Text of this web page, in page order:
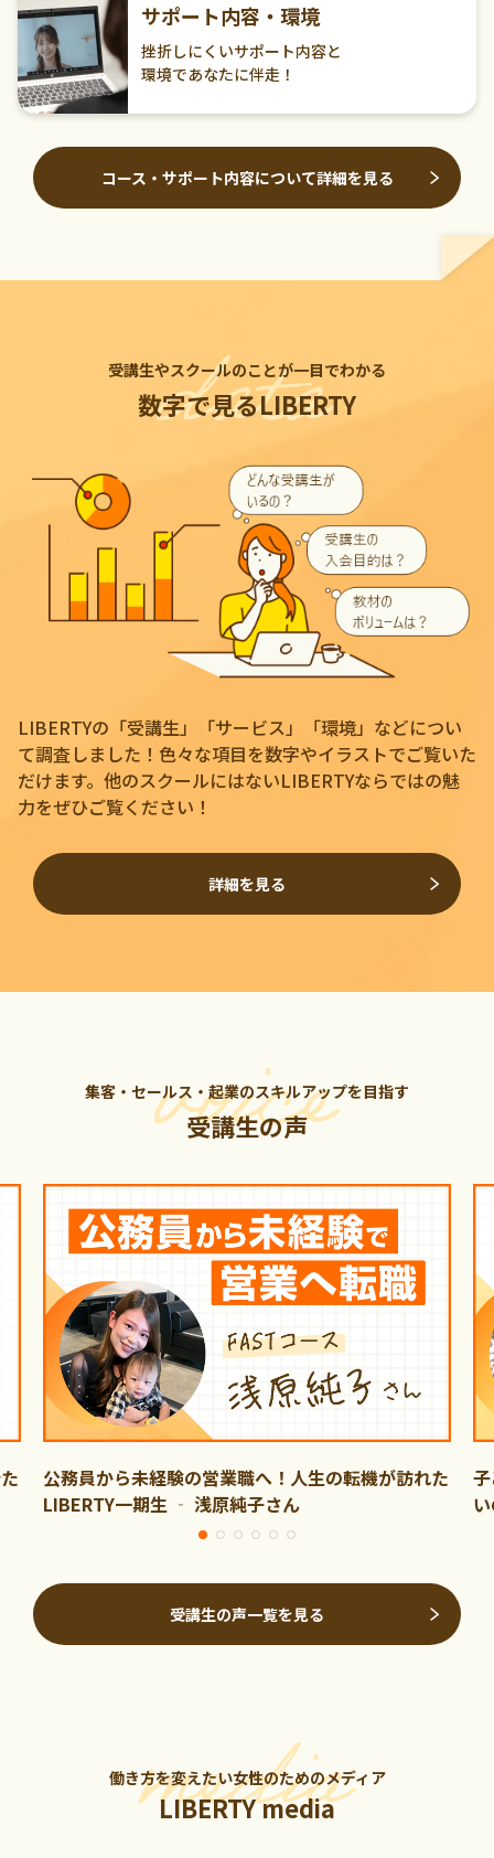
サポート内容・環境
挫折しにくいサポート内容と
環境であなたに伴走！
コース・サポート内容について詳細を見る
受講生やスクールのことが一目でわかる
数字で見るLIBERTY
LIBERTYの「受講生」「サービス」「環境」などについ
て調査しました！色々な項目を数字やイラストでご覧いた
だけます。他のスクールにはないLIBERTYならではの魅
力をぜひご覧ください！
詳細を見る
集客・セールス・起業のスキルアップを目指す
受講生の声
公務員から未経験の営業職へ！人生の転機が訪れた
LIBERTY一期生 ‐ 浅原純子さん
受講生の声一覧を見る
働き方を変えたい女性のためのメディア
LIBERTY media